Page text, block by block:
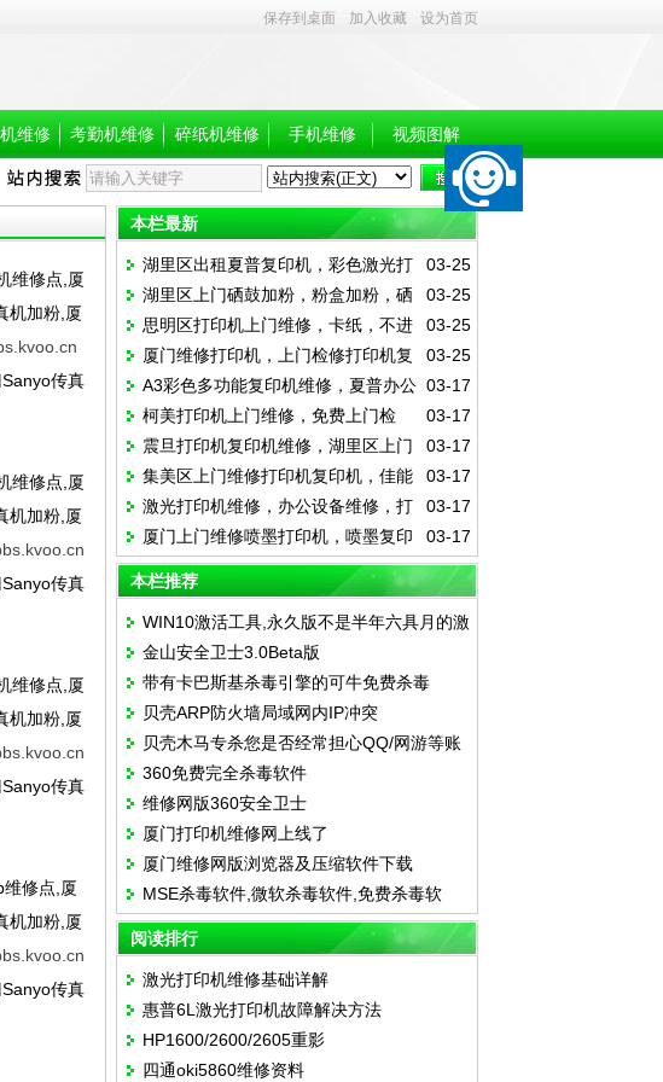
保存到桌面 加入收藏 设为首页
维修 考勤机维修 碎纸机维修 手机维修 视频图解
维修点,厦
机加粉,厦
传真
维修点,厦
机加粉,厦
传真
维修点,厦
机加粉,厦
传真
修点,厦
机加粉,厦
传真
本栏最新
03-25
湖里区出租夏普复印机，彩色激光打
印机复印机出租，大台复印机出租
03-25
湖里区上门硒鼓加粉，粉盒加粉，硒
鼓更换多少钱
03-25
思明区打印机上门维修，卡纸，不进
纸，效果差，报错，加粉加墨
03-25
厦门维修打印机，上门检修打印机复
印机，加粉加墨，打印机卡纸
03-17
A3彩色多功能复印机维修，夏普办公
设备维修
03-17
柯美打印机上门维修，免费上门检
测，办公设备维修
03-17
震旦打印机复印机维修，湖里区上门
维修办公打印机
03-17
集美区上门维修打印机复印机，佳能
复印机维修
03-17
激光打印机维修，办公设备维修，打
印机复印机电脑维修
03-17
厦门上门维修喷墨打印机，喷墨复印
机加墨，复印机维修
本栏推荐
WIN10激活工具,永久版不是半年六具月的激
活工具
金山安全卫士3.0Beta版
带有卡巴斯基杀毒引擎的可牛免费杀毒
贝壳ARP防火墙局域网内IP冲突
贝壳木马专杀您是否经常担心QQ/网游等账
号被盗？
360免费完全杀毒软件
维修网版360安全卫士
厦门打印机维修网上线了
厦门维修网版浏览器及压缩软件下载
MSE杀毒软件,微软杀毒软件,免费杀毒软
件,MSE中文杀毒软件
阅读排行
激光打印机维修基础详解
惠普6L激光打印机故障解决方法
HP1600/2600/2605重影
四通oki5860维修资料